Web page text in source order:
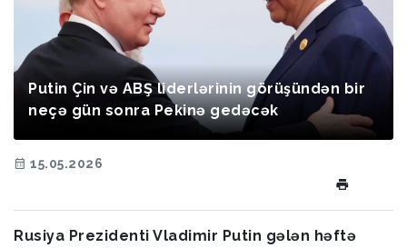
Putin Çin və ABŞ liderlərinin görüşündən bir
neçə gün sonra Pekinə gedəcək
15.05.2026
Rusiya Prezidenti Vladimir Putin gələn həftə